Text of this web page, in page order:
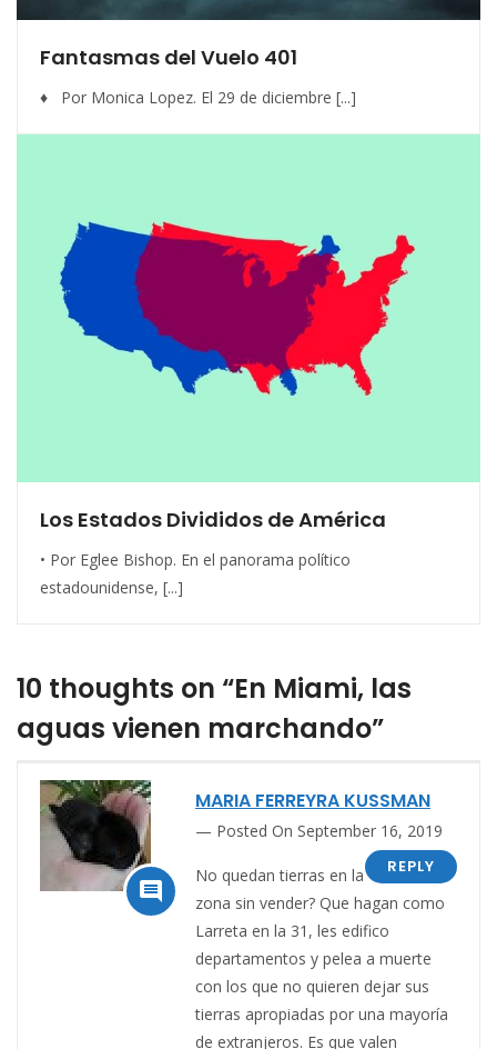
Fantasmas del Vuelo 401
♦ Por Monica Lopez. El 29 de diciembre [...]
Los Estados Divididos de América
• Por Eglee Bishop. En el panorama político
estadounidense, [...]
10 thoughts on “En Miami, las
aguas vienen marchando”

MARIA FERREYRA KUSSMAN
Posted On September 16, 2019
REPLY
No quedan tierras en la
zona sin vender? Que hagan como
Larreta en la 31, les edifico
departamentos y pelea a muerte
con los que no quieren dejar sus
tierras apropiadas por una mayoría
de extranjeros. Es que valen